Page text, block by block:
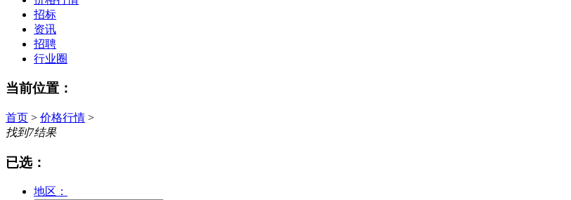
招标
资讯
招聘
行业圈
当前位置：
首页 > 价格行情 >
找到7结果
已选：
地区：